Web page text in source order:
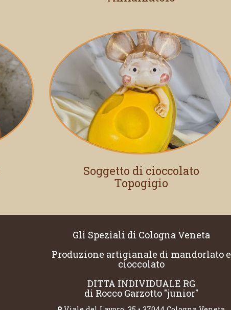
Soggetto di cioccolato
Topogigio
Gli Speziali di Cologna Veneta
Produzione artigianale di mandorlato e
cioccolato
DITTA INDIVIDUALE RG
di Rocco Garzotto "junior"